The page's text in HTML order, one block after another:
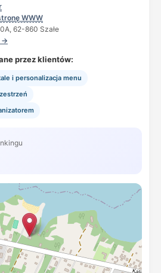
WWW
62-860 Szałe
→
przez klientów:
i personalizacja menu